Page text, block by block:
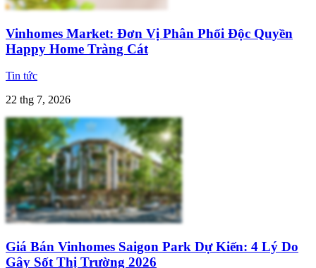
Vinhomes Market: Đơn Vị Phân Phối Độc Quyền
Happy Home Tràng Cát
Tin tức
22 thg 7, 2026
Giá Bán Vinhomes Saigon Park Dự Kiến: 4 Lý Do
Gây Sốt Thị Trường 2026